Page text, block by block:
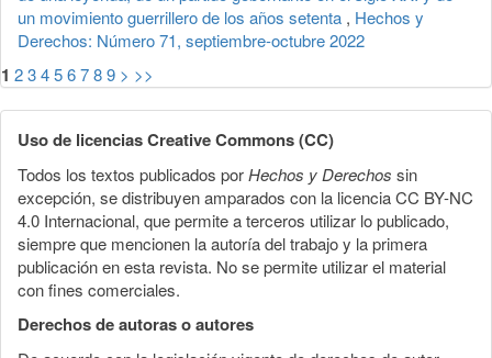
un movimiento guerrillero de los años setenta , Hechos y
Derechos: Número 71, septiembre-octubre 2022
1 23456789 > >>
Uso de licencias Creative Commons (CC)
Todos los textos publicados porHechos y Derechos sin
excepción, se distribuyen amparados con la licencia CC BY-NC
4.0 Internacional, que permite a terceros utilizar lo publicado,
siempre que mencionen la autoría del trabajo y la primera
publicación en esta revista. No se permite utilizar el material
con fines comerciales.
Derechos de autoras o autores